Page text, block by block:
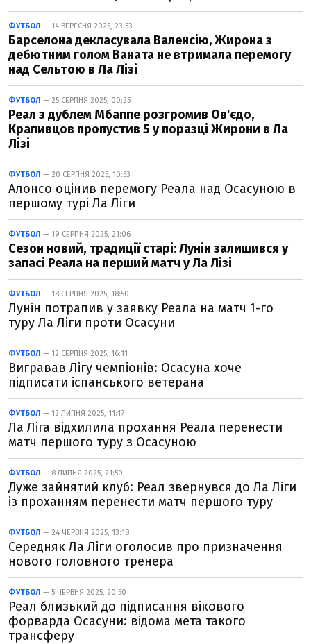
ФУТБОЛ — 14 ВЕРЕСНЯ 2025, 23:53
Барселона декласувала Валенсію, Жирона з
дебютним голом Ваната не втримала перемогу
над Сельтою в Ла Лізі
ФУТБОЛ — 25 СЕРПНЯ 2025, 00:25
Реал з дублем Мбаппе розгромив Ов'єдо,
Крапивцов пропустив 5 у поразці Жирони в Ла
Лізі
ФУТБОЛ — 20 СЕРПНЯ 2025, 10:53
Алонсо оцінив перемогу Реала над Осасуною в
першому турі Ла Ліги
ФУТБОЛ — 19 СЕРПНЯ 2025, 21:06
Сезон новий, традиції старі: Лунін залишився у
запасі Реала на перший матч у Ла Лізі
ФУТБОЛ — 18 СЕРПНЯ 2025, 18:50
Лунін потрапив у заявку Реала на матч 1-го
туру Ла Ліги проти Осасуни
ФУТБОЛ — 12 СЕРПНЯ 2025, 16:11
Вигравав Лігу чемпіонів: Осасуна хоче
підписати іспанського ветерана
ФУТБОЛ — 12 ЛИПНЯ 2025, 11:17
Ла Ліга відхилила прохання Реала перенести
матч першого туру з Осасуною
ФУТБОЛ — 8 ЛИПНЯ 2025, 21:50
Дуже зайнятий клуб: Реал звернувся до Ла Ліги
із проханням перенести матч першого туру
ФУТБОЛ — 24 ЧЕРВНЯ 2025, 13:18
Середняк Ла Ліги оголосив про призначення
нового головного тренера
ФУТБОЛ — 5 ЧЕРВНЯ 2025, 20:50
Реал близький до підписання вікового
форварда Осасуни: відома мета такого
трансферу